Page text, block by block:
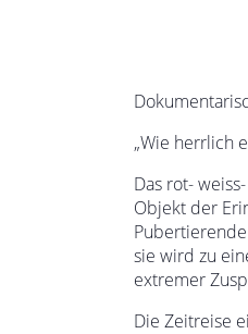
„Wie herrlich
Das rot-
Objekt der
sie wird zu
extremer
Die Zeitreise